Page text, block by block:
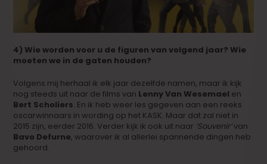
4) Wie worden voor u de figuren van volgend jaar? Wie
moeten we in de gaten houden?
Volgens mij herhaal ik elk jaar dezelfde namen, maar ik kijk
nog steeds uit naar de films van Lenny Van Wesemael en
Bert Scholiers. En ik heb weer les gegeven aan een reeks
oscarwinnaars in wording op het KASK. Maar dat zal niet in
2015 zijn, eerder 2016. Verder kijk ik ook uit naar ‘Souvenir’van
Bavo Defurne, waarover ik al allerlei spannende dingen heb
gehoord.